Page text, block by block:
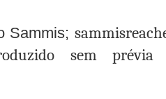
Sammis;
sem prévia